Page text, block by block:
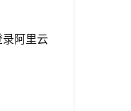
阿里云